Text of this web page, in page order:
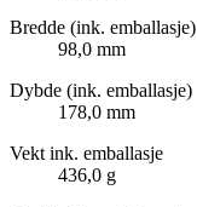
Bredde (ink. emballasje)
98,0 mm
Dybde (ink. emballasje)
178,0 mm
Vekt ink. emballasje
436,0 g